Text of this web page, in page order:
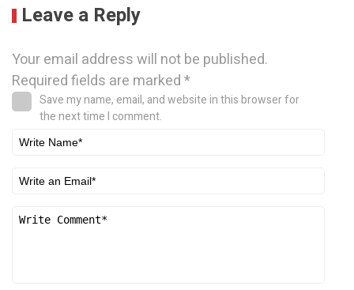
Leave a Reply
Your email address will not be published.
Required fields are marked*
Save my name, email, and website in this browser for
the next time I comment.